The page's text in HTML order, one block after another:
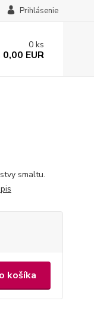
Prihlásenie
0 ks
0,00 EUR
smaltu.
košíka